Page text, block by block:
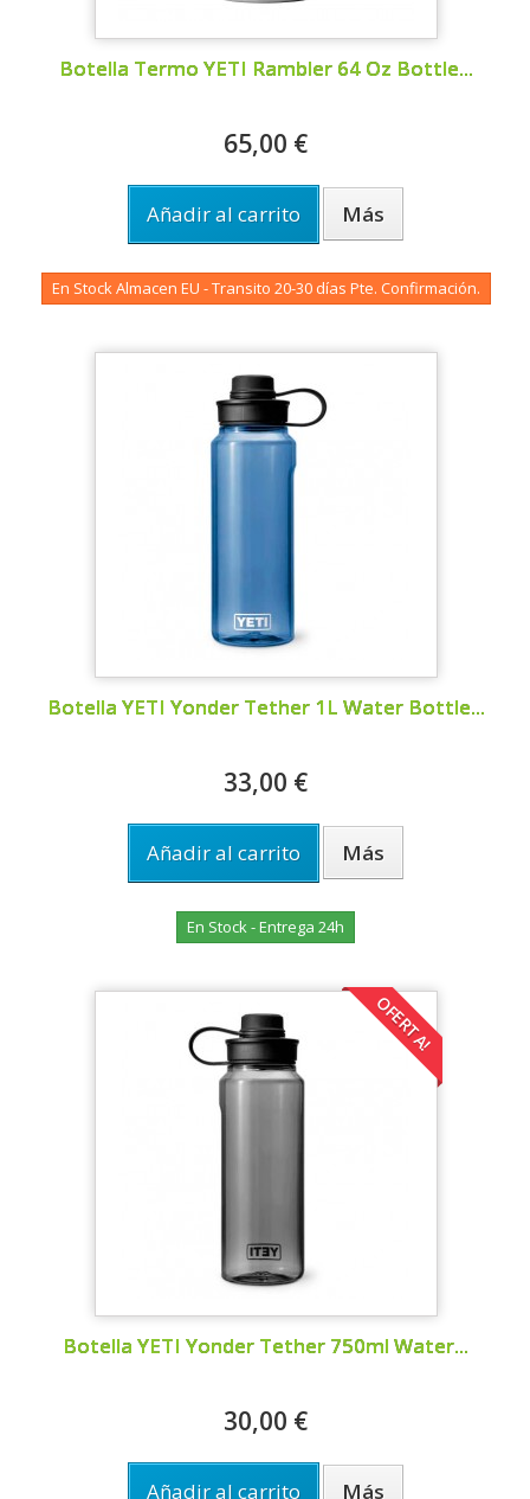
Botella Termo YETI Rambler 64 Oz Bottle...
65,00 €
Añadir al carrito Más
En Stock Almacen EU - Transito 20-30 días Pte. Confirmación.
Botella YETI Yonder Tether 1L Water Bottle...
33,00 €
Añadir al carrito Más
En Stock - Entrega 24h
OFERTA!
Botella YETI Yonder Tether 750ml Water...
30,00 €
Añadir al carrito Más